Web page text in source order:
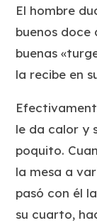
El hombre
buenos doce
buenas
la recibe en
le da calor y
poquito.
la mesa a
pasó con él
su cuarto,